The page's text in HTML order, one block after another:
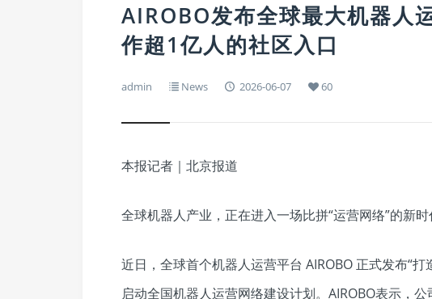
AIROBO发布全球最大机器人
作超1亿人的社区入口
admin News 2026-06-07 60
本报记者｜北京报道
全球机器人产业，正在进入一场比拼“运营网络”的新时
近日，全球首个机器人运营平台 AIROBO 正式发布“
启动全国机器人运营网络建设计划。AIROBO表示，